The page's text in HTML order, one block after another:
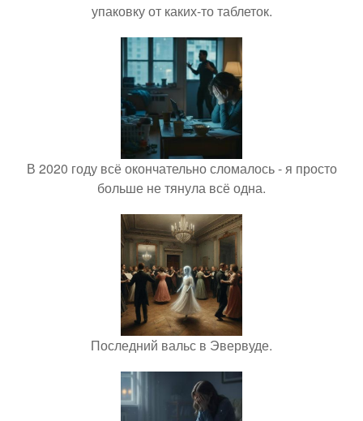
упаковку от каких-то таблеток.
В 2020 году всё окончательно сломалось - я просто
больше не тянула всё одна.
Последний вальс в Эвервуде.